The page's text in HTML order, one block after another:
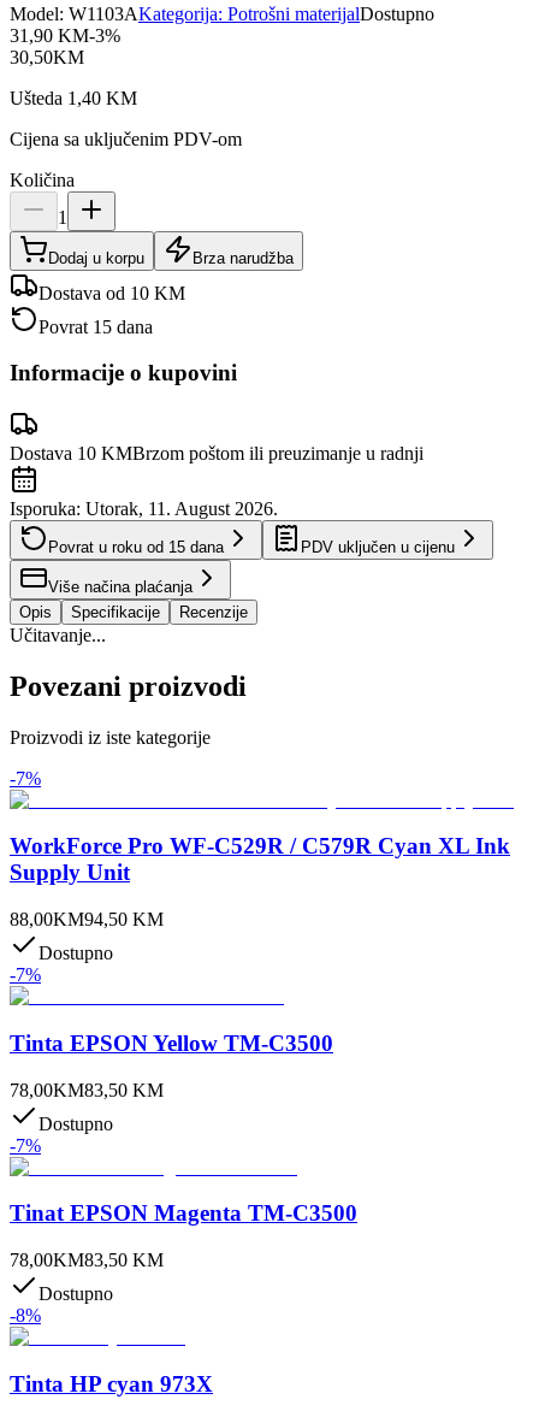
Model: W1103AKategorija: Potrošni materijalDostupno
31,90 KM-3%
30,50KM
Ušteda 1,40 KM
Cijena sa uključenim PDV-om
Količina
1
Dodaj u korpu Brza narudžba
Dostava od 10 KM
Povrat 15 dana
Informacije o kupovini
Dostava 10 KMBrzom poštom ili preuzimanje u radnji
Isporuka: Utorak, 11. August 2026.
Povrat u roku od 15 dana PDV uključen u cijenu
Više načina plaćanja
Opis
Specifikacije Recenzije
Učitavanje...
Povezani proizvodi
Proizvodi iz iste kategorije
-7%
WorkForce Pro WF-C529R / C579R Cyan XL Ink
Supply Unit
88,00KM94,50 KM
Dostupno
-7%
Tinta EPSON Yellow TM-C3500
78,00KM83,50 KM
Dostupno
-7%
Tinat EPSON Magenta TM-C3500
78,00KM83,50 KM
Dostupno
-8%
Tinta HP cyan 973X